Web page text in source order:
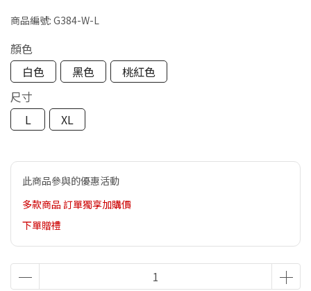
商品編號: G384-W-L
顏色
白色
黑色
桃紅色
尺寸
L
XL
此商品參與的優惠活動
多款商品 訂單獨享加購價
下單贈禮